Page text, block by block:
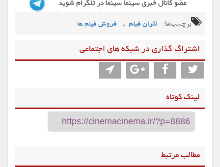
برچسب‌ها: اکران فیلم , فروش فیلم ها
اشتراگ گذاری در شبکه های اجتماعی
لینک کوتاه
مطالب مرتبط